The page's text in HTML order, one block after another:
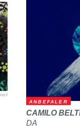
ANBEFALER
CAMILO
DA